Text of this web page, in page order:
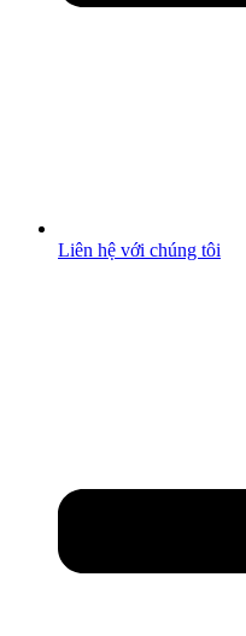
Liên hệ với chúng tôi